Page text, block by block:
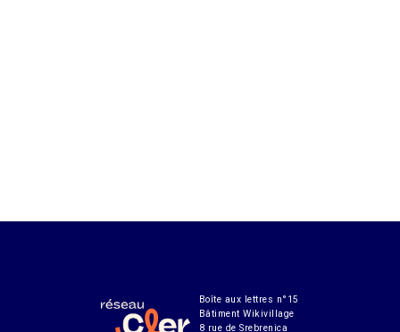
Boîte aux lettres n°15
Bâtiment Wikivillage
8 rue de Srebrenica